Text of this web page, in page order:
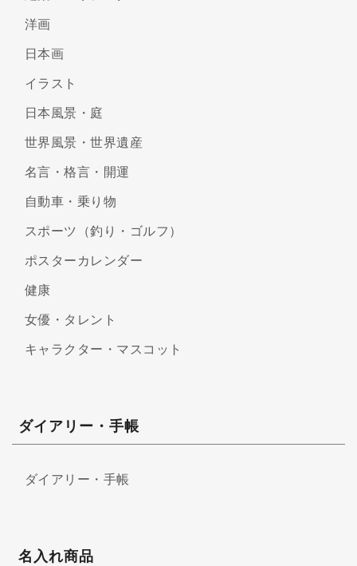
洋画
日本画
イラスト
日本風景・庭
世界風景・世界遺産
名言・格言・開運
自動車・乗り物
スポーツ（釣り・ゴルフ）
ポスターカレンダー
健康
女優・タレント
キャラクター・マスコット
ダイアリー・手帳
ダイアリー・手帳
名入れ商品